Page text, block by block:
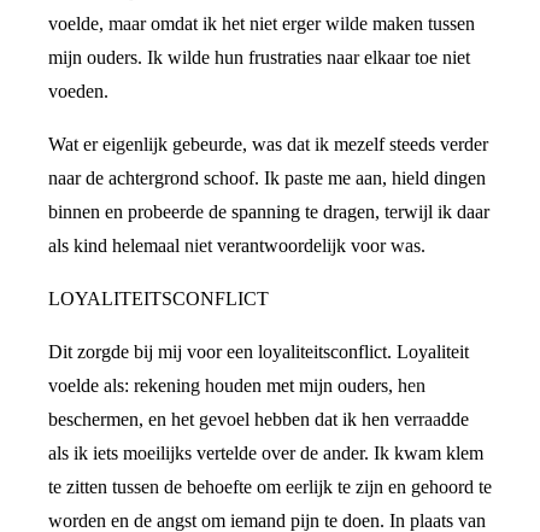
voelde, maar omdat ik het niet erger wilde maken tussen
mijn ouders. Ik wilde hun frustraties naar elkaar toe niet
voeden.
Wat er eigenlijk gebeurde, was dat ik mezelf steeds verder
naar de achtergrond schoof. Ik paste me aan, hield dingen
binnen en probeerde de spanning te dragen, terwijl ik daar
als kind helemaal niet verantwoordelijk voor was.
LOYALITEITSCONFLICT
Dit zorgde bij mij voor een loyaliteitsconflict. Loyaliteit
voelde als: rekening houden met mijn ouders, hen
beschermen, en het gevoel hebben dat ik hen verraadde
als ik iets moeilijks vertelde over de ander. Ik kwam klem
te zitten tussen de behoefte om eerlijk te zijn en gehoord te
worden en de angst om iemand pijn te doen. In plaats van